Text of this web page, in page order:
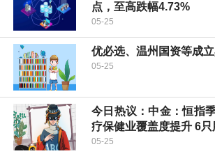
点，至高跌幅4.73%
05-25
优必选、温州国资等成
05-25
今日热议：中金：恒指
疗保健业覆盖度提升 6
05-25